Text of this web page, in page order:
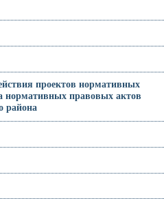
проектов нормативных
нормативных правовых актов
района